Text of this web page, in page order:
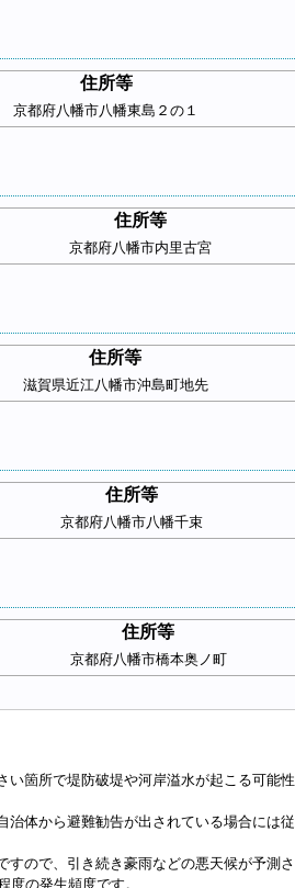
住所等
京都府八幡市八幡東島２の１
住所等
京都府八幡市内里古宮
住所等
滋賀県近江八幡市沖島町地先
住所等
京都府八幡市八幡千束
住所等
京都府八幡市橋本奥ノ町
い箇所で堤防破堤や河岸溢水が起こる可能性
治体から避難勧告が出されている場合には従
ので、引き続き豪雨などの悪天候が予測さ
の発生頻度です。